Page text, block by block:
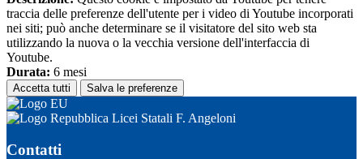
traccia delle preferenze dell'utente per i video di Youtube incorporati
nei siti; può anche determinare se il visitatore del sito web sta
utilizzando la nuova o la vecchia versione dell'interfaccia di
Youtube.
Durata: 6 mesi
Accetta tutti Salva le preferenze
Licei Statali F. Angeloni
Contatti